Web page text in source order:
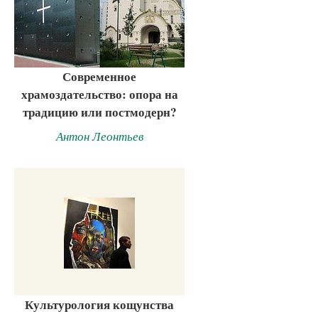
Современное
храмоздательство: опора на
традицию или постмодерн?
Антон Леонтьев
Культурология кощунства